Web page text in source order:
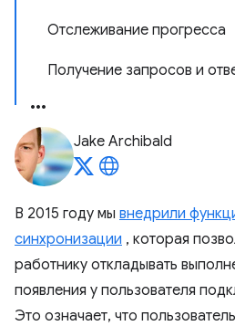
Отслеживание прогресса
Получение запросов и
Jake Archibald
В 2015 году мы внедрили
синхронизации , которая
работнику откладывать
появления у пользователя
Это означает, что